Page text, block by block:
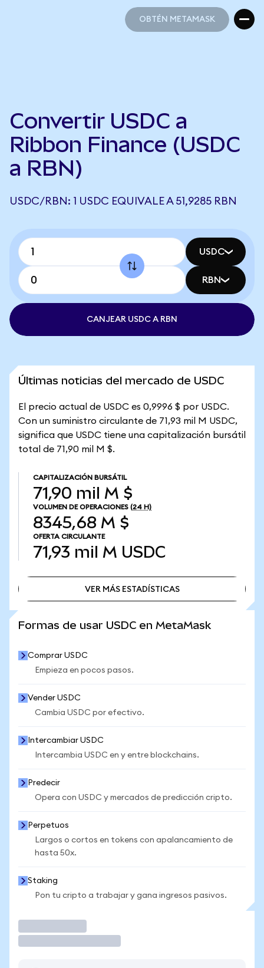
OBTÉN METAMASK
Convertir USDC a
Ribbon Finance (USDC
a RBN)
USDC/RBN: 1 USDC EQUIVALE A 51,9285 RBN
USDC
RBN
CANJEAR USDC A RBN
Últimas noticias del mercado de USDC
El precio actual de USDC es 0,9996 $ por USDC.
Con un suministro circulante de 71,93 mil M USDC,
significa que USDC tiene una capitalización bursátil
total de 71,90 mil M $.
CAPITALIZACIÓN BURSÁTIL
71,90 mil M $
VOLUMEN DE OPERACIONES (24 H)
8345,68 M $
OFERTA CIRCULANTE
71,93 mil M USDC
VER MÁS ESTADÍSTICAS
Formas de usar USDC en MetaMask
Comprar USDC
Empieza en pocos pasos.
Vender USDC
Cambia USDC por efectivo.
Intercambiar USDC
Intercambia USDC en y entre blockchains.
Predecir
Opera con USDC y mercados de predicción cripto.
Perpetuos
Largos o cortos en tokens con apalancamiento de
hasta 50x.
Staking
Pon tu cripto a trabajar y gana ingresos pasivos.